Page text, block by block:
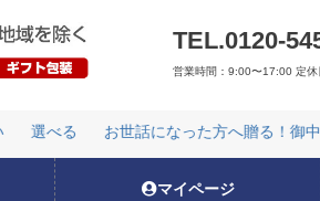
TEL.0120-
営業時間：9:00〜17:00 定休
選べる お世話になった方へ贈る！御中元特
選べる お世話になった方へ贈る！御中元
マイページ